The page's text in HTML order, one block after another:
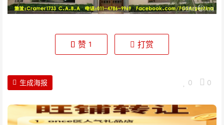
赞 1 打赏
0 0
生成海报